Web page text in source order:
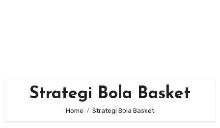
Strategi Bola Basket
Home Strategi Bola Basket